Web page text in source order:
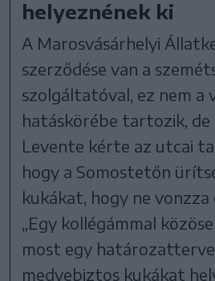
helyeznének ki
A Marosvásárhelyi
szerződése van a
szolgáltatóval, ez nem a
hatáskörébe tartozik, de
Levente kérte az utcai
hogy a Somostetőn
kukákat, hogy ne vonzza
„Egy kollégámmal
most egy
medvebiztos kukákat